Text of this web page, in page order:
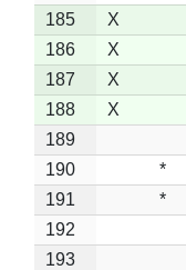
185
X
186
X
187
X
188
X
189
190
*
191
*
192
193